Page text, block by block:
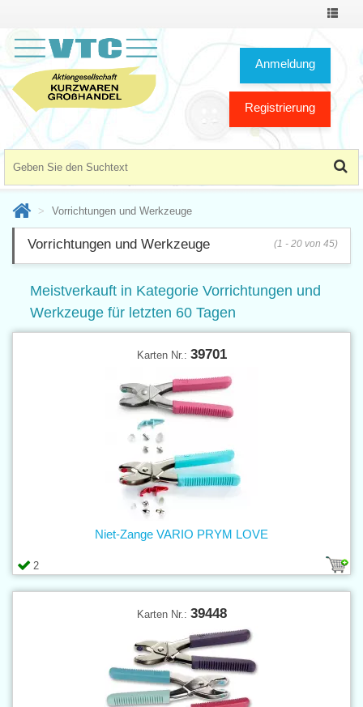
Toggle
Anmeldung
Registrierung
Vorrichtungen und Werkzeuge
Vorrichtungen und Werkzeuge (1 - 20 von 45)
Meistverkauft in Kategorie Vorrichtungen und
Werkzeuge für letzten 60 Tagen
Karten Nr.: 39701
2
Niet-Zange VARIO PRYM LOVE
Karten Nr.: 39448